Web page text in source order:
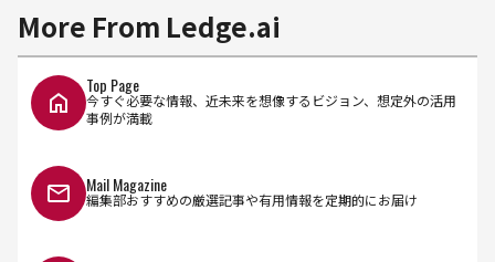
More From Ledge.ai
Top Page
今すぐ必要な情報、近未来を想像するビジョン、想定外の活用
事例が満載
Mail Magazine
編集部おすすめの厳選記事や有用情報を定期的にお届け